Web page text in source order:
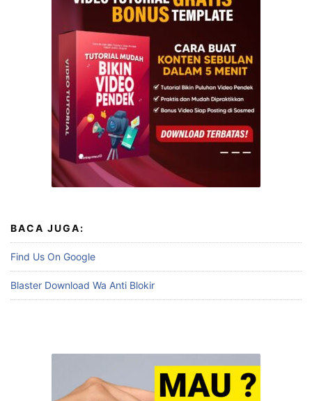
BACA JUGA:
Find Us On Google
Blaster Download Wa Anti Blokir